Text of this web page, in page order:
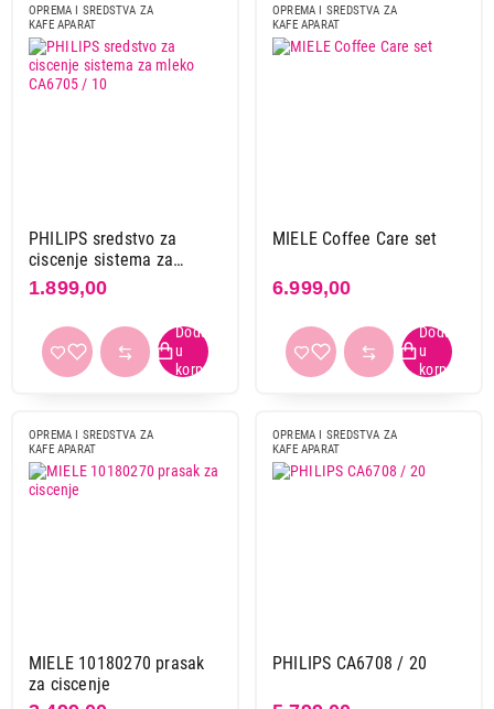
OPREMA I SREDSTVA ZA
KAFE APARAT
PHILIPS sredstvo za
ciscenje sistema za
mleko CA6705 / 10
1.899,00
OPREMA I SREDSTVA ZA
KAFE APARAT
MIELE Coffee Care set
6.999,00
OPREMA I SREDSTVA ZA
KAFE APARAT
MIELE 10180270 prasak
za ciscenje
OPREMA I SREDSTVA ZA
KAFE APARAT
PHILIPS CA6708 / 20